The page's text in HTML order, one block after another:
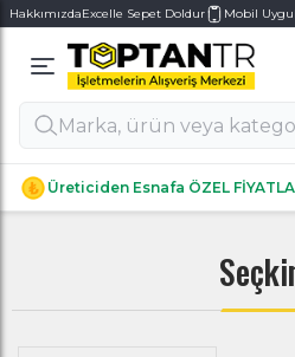
HakkımızdaExcelle Sepet Doldur Mobil
Üreticiden Esnafa ÖZEL
Alt Kategoriler
Alt Kategoriler